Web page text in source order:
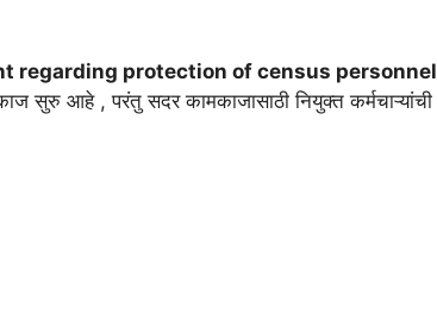
regarding protection of census personnel
सुरु आहे , परंतु सदर कामकाजासाठी नियुक्त कर्मचाऱ्यांची